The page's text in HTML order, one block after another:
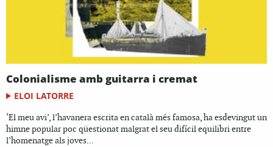
Colonialisme amb guitarra i cremat
ELOI LATORRE
‘El meu avi’, l’havanera escrita en català més famosa, ha esdevingut un
himne popular poc qüestionat malgrat el seu difícil equilibri entre
l’homenatge als joves...